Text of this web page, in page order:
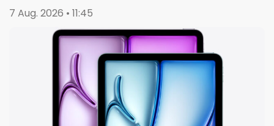
7 Aug. 2026 • 11:45